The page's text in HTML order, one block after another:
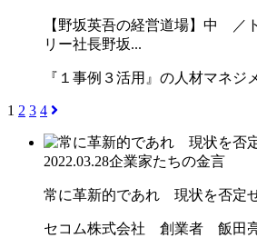
【野坂英吾の経営道場】中 ／
リー社長野坂...
『１事例３活用』の人材マネジ
1 2 3 4
2022.03.28企業家たちの金言
常に革新的であれ 現状を否定
セコム株式会社 創業者 飯田